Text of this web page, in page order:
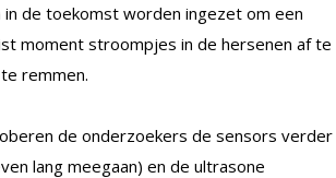
in de toekomst worden ingezet om een
moment stroompjes in de hersenen af te
remmen.
de onderzoekers de sensors verder
lang meegaan) en de ultrasone